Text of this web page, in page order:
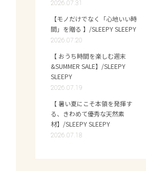
2026.07.31
【モノだけでなく「心地いい時
間」を贈る 】/SLEEPY SLEEPY
2026.07.20
【 おうち時間を楽しむ週末
&SUMMER SALE】/SLEEPY
SLEEPY
2026.07.19
【 暑い夏にこそ本領を発揮す
る、きわめて優秀な天然素
材】/SLEEPY SLEEPY
2026.07.18